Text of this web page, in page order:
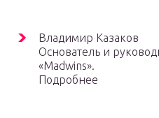
Владимир Казаков
Основатель и
«Madwins».
Подробнее